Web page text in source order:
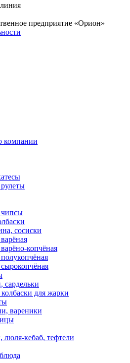
предприятие «Орион»
компании
сосиски
копчёная
сардельки
для жарки
вареники
люля-кебаб, тефтели